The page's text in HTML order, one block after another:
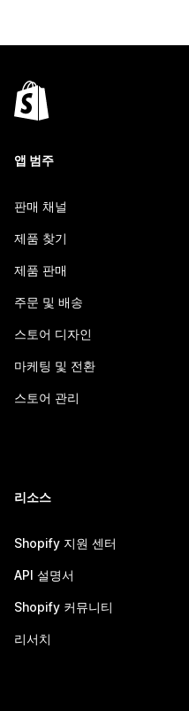
앱 범주
판매 채널
제품 찾기
제품 판매
주문 및 배송
스토어 디자인
마케팅 및 전환
스토어 관리
리소스
Shopify 지원 센터
API 설명서
Shopify 커뮤니티
리서치